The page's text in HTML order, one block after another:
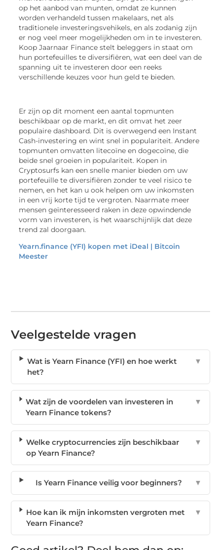
op het aanbod van munten, omdat ze kunnen
worden verhandeld tussen makelaars, net als
traditionele investeringsvehikels, en als zodanig zijn
er nog veel meer mogelijkheden om in te investeren.
Koop Jaarnaar Finance stelt beleggers in staat om
hun portefeuilles te diversifiëren, wat een deel van de
spanning uit te investeren door een reeks
verschillende keuzes voor hun geld te bieden.
Er zijn op dit moment een aantal topmunten
beschikbaar op de markt, en dit omvat het zeer
populaire dashboard. Dit is overwegend een Instant
Cash-investering en wint snel in populariteit. Andere
topmunten omvatten litecoïne en dogecoïne, die
beide snel groeien in populariteit. Kopen in
Cryptosurfs kan een snelle manier bieden om uw
portefeuille te diversifiëren zonder te veel risico te
nemen, en het kan u ook helpen om uw inkomsten
in een vrij korte tijd te vergroten. Naarmate meer
mensen geïnteresseerd raken in deze opwindende
vorm van investeren, is het waarschijnlijk dat deze
trend zal doorgaan.
Yearn.finance (YFI) kopen met iDeal | Bitcoin
Meester
Veelgestelde vragen
Wat is Yearn Finance (YFI) en hoe werkt
het?
▼
Wat zijn de voordelen van investeren in
Yearn Finance tokens?
▼
Welke cryptocurrencies zijn beschikbaar
op Yearn Finance?
▼
Is Yearn Finance veilig voor beginners? ▼
Hoe kan ik mijn inkomsten vergroten met
Yearn Finance?
▼